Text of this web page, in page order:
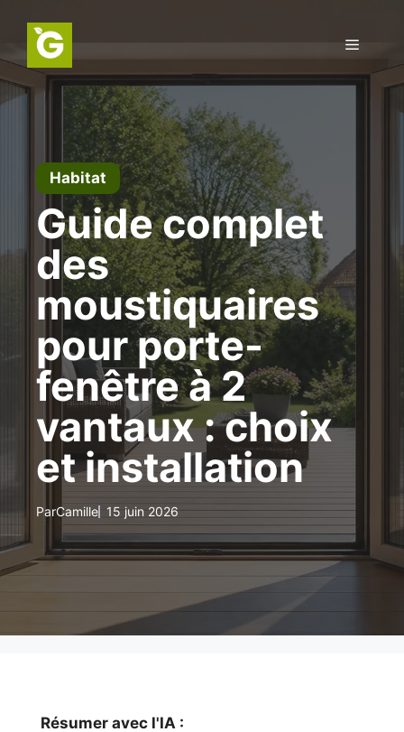
contenu
Menu
Habitat
Guide complet
des
moustiquaires
pour porte-
fenêtre à 2
vantaux : choix
et installation
ParCamille 15 juin 2026
Résumer avec l'IA :